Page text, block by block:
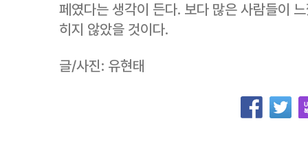
페였다는 생각이 든다. 보다 많은 사람들이
히지 않았을 것이다.
글/사진: 유현태